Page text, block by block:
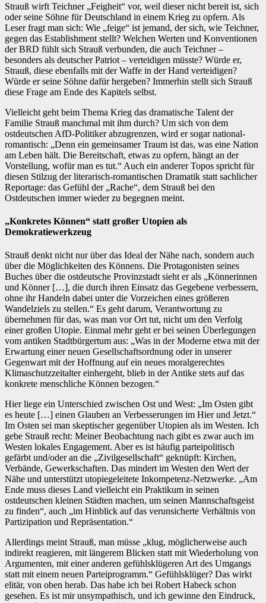
Strauß wirft Teichner „Feigheit“ vor, weil dieser nicht bereit ist, sich
oder seine Söhne für Deutschland in einem Krieg zu opfern. Als
Leser fragt man sich: Wie „feige“ ist jemand, der sich, wie Teichner,
gegen das Establishment stellt? Welchen Werten und Konventionen
der BRD fühlt sich Strauß verbunden, die auch Teichner –
besonders als deutscher Patriot – verteidigen müsste? Würde er,
Strauß, diese ebenfalls mit der Waffe in der Hand verteidigen?
Würde er seine Söhne dafür hergeben? Immerhin stellt sich Strauß
diese Frage am Ende des Kapitels selbst.
Vielleicht geht beim Thema Krieg das dramatische Talent der
Familie Strauß manchmal mit ihm durch? Um sich von dem
ostdeutschen AfD-Politiker abzugrenzen, wird er sogar national-
romantisch: „Denn ein gemeinsamer Traum ist das, was eine Nation
am Leben hält. Die Bereitschaft, etwas zu opfern, hängt an der
Vorstellung, wofür man es tut.“ Auch ein anderer Topos spricht für
diesen Stilzug der literarisch-romantischen Dramatik statt sachlicher
Reportage: das Gefühl der „Rache“, dem Strauß bei den
Ostdeutschen immer wieder zu begegnen meint.
„Konkretes Können“ statt großer Utopien als
Demokratiewerkzeug
Strauß denkt nicht nur über das Ideal der Nähe nach, sondern auch
über die Möglichkeiten des Könnens. Die Protagonisten seines
Buches über die ostdeutsche Provinzstadt sieht er als „Könnerinnen
und Könner […], die durch ihren Einsatz das Gegebene verbessern,
ohne ihr Handeln dabei unter die Vorzeichen eines größeren
Wandelziels zu stellen.“ Es geht darum, Verantwortung zu
übernehmen für das, was man vor Ort tut, nicht um den Verfolg
einer großen Utopie. Einmal mehr geht er bei seinen Überlegungen
vom antiken Stadtbürgertum aus: „Was in der Moderne etwa mit der
Erwartung einer neuen Gesellschaftsordnung oder in unserer
Gegenwart mit der Hoffnung auf ein neues moralgerechtes
Klimaschutzzeitalter einhergeht, blieb in der Antike stets auf das
konkrete menschliche Können bezogen.“
Hier liege ein Unterschied zwischen Ost und West: „Im Osten gibt
es heute […] einen Glauben an Verbesserungen im Hier und Jetzt.“
Im Osten sei man skeptischer gegenüber Utopien als im Westen. Ich
gebe Strauß recht: Meiner Beobachtung nach gibt es zwar auch im
Westen lokales Engagement. Aber es ist häufig parteipolitisch
gefärbt und/oder an die „Zivilgesellschaft“ geknüpft: Kirchen,
Verbände, Gewerkschaften. Das mindert im Westen den Wert der
Nähe und unterstützt utopiegeleitete Inkompetenz-Netzwerke. „Am
Ende muss dieses Land vielleicht ein Praktikum in seinen
ostdeutschen kleinen Städten machen, um seinen Mannschaftsgeist
zu finden“, auch „im Hinblick auf das verunsicherte Verhältnis von
Partizipation und Repräsentation.“
Allerdings meint Strauß, man müsse „klug, möglicherweise auch
indirekt reagieren, mit längerem Blicken statt mit Wiederholung von
Argumenten, mit einer anderen gefühlsklügeren Art des Umgangs
statt mit einem neuen Parteiprogramm.“ Gefühlsklüger? Das wirkt
elitär, von oben herab. Das habe ich bei Robert Habeck schon
gesehen. Es ist mir unsympathisch, und ich gewinne den Eindruck,